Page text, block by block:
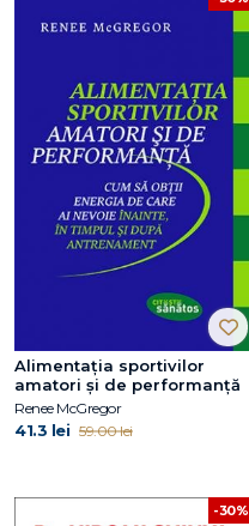
Alimentația sportivilor
amatori și de performanță
Renee McGregor
41.3 lei 59.00 lei
-30%